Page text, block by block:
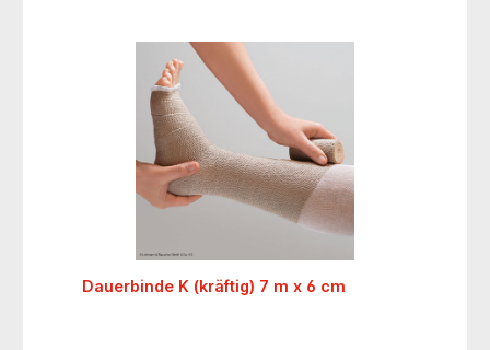
Dauerbinde K (kräftig) 7 m x 6 cm